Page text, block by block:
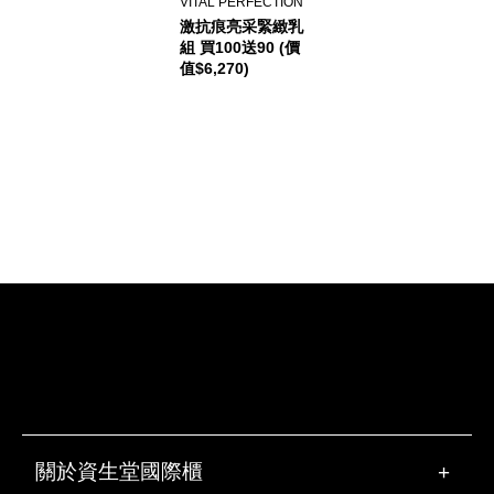
激抗痕亮采緊緻乳
組 買100送90 (價
值$6,270)
關於資生堂國際櫃 +